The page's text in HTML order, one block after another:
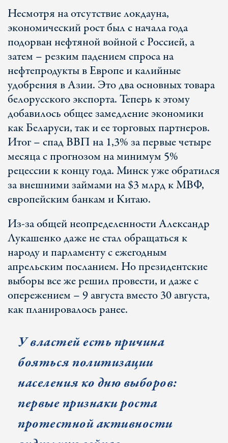
Несмотря на отсутствие локдауна,
экономический рост был с начала года
подорван нефтяной войной с Россией, а
затем – резким падением спроса на
нефтепродукты в Европе и калийные
удобрения в Азии. Это два основных товара
белорусского экспорта. Теперь к этому
добавилось общее замедление экономики
как Беларуси, так и ее торговых партнеров.
Итог – спад ВВП на 1,3% за первые четыре
месяца с прогнозом на минимум 5%
рецессии к концу года. Минск уже обратился
за внешними займами на $3 млрд к МВФ,
европейским банкам и Китаю.
Из-за общей неопределенности Александр
Лукашенко даже не стал обращаться к
народу и парламенту с ежегодным
апрельским посланием. Но президентские
выборы все же решил провести, и даже с
опережением – 9 августа вместо 30 августа,
как планировалось ранее.
У властей есть причина
бояться политизации
населения ко дню выборов:
первые признаки роста
протестной активности